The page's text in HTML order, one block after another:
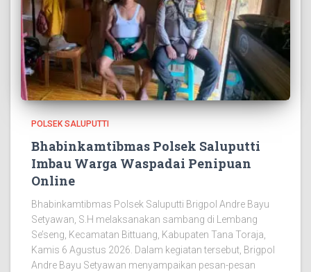
POLSEK SALUPUTTI
Bhabinkamtibmas Polsek Saluputti
Imbau Warga Waspadai Penipuan
Online
Bhabinkamtibmas Polsek Saluputti Brigpol Andre Bayu
Setyawan, S.H melaksanakan sambang di Lembang
Se’seng, Kecamatan Bittuang, Kabupaten Tana Toraja,
Kamis 6 Agustus 2026. Dalam kegiatan tersebut, Brigpol
Andre Bayu Setyawan menyampaikan pesan-pesan